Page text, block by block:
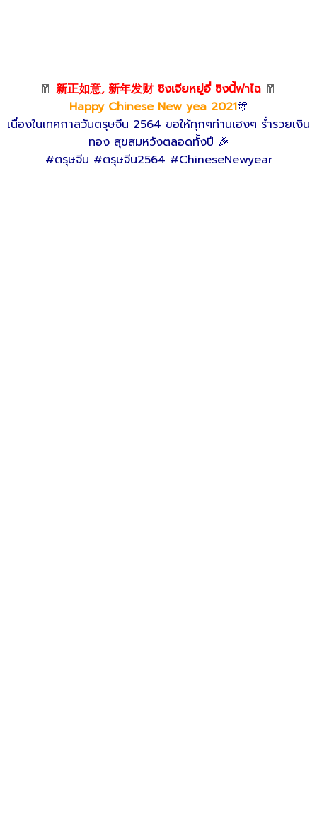
🧧 新正如意, 新年发财 ซิงเจียหยู่อี่ ซิงนี้ฟาไฉ 🧧
Happy Chinese New yea 2021🎊
เนื่องในเทศกาลวันตรุษจีน 2564 ขอให้ทุกๆท่านเฮงๆ ร่ำรวยเงิน
ทอง สุขสมหวังตลอดทั้งปี 🎉
#ตรุษจีน #ตรุษจีน2564 #ChineseNewyear